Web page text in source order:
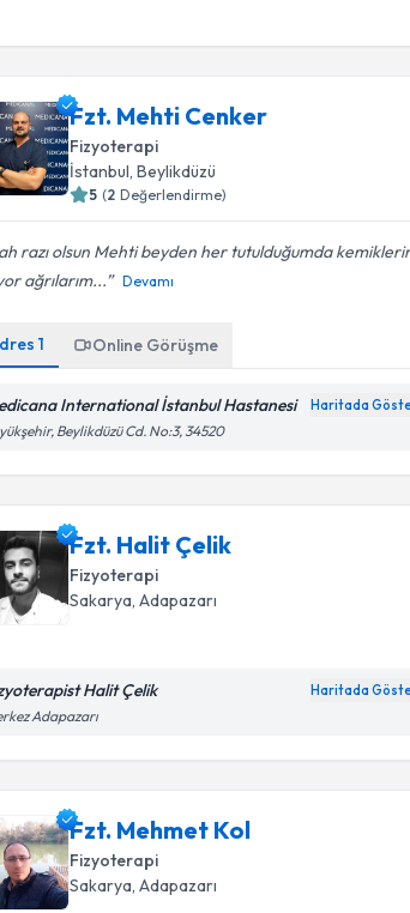
Fzt. Mehti Cenker
Fizyoterapi
İstanbul, Beylikdüzü
5 (2 Değerlendirme)
razı olsun Mehti beyden her tutulduğumda
ağrılarım...
Devamı
1 Online Görüşme
International İstanbul Hastanesi Haritada
Beylikdüzü Cd. No:3, 34520
Fzt. Halit Çelik
Fizyoterapi
Sakarya, Adapazarı
Halit Çelik Haritada
Adapazarı
Fzt. Mehmet Kol
Fizyoterapi
Sakarya, Adapazarı